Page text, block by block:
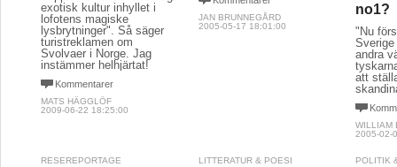
exotisk kultur inhyllet i
lofotens magiske
lysbrytninger". Så säger
turistreklamen om
Svolvaer i Norge. Jag
instämmer helhjärtat!
Kommentarer
MATS HÄGGLÖF
2009-06-22 18:25:00
JAN BRUNNEGÅRD
2005-05-17 18:01:00
no1?
"Nu
andra
att
WILLIAM
2005-02-
RESEREPORTAGE LITTERATUR & POESI POLITIK